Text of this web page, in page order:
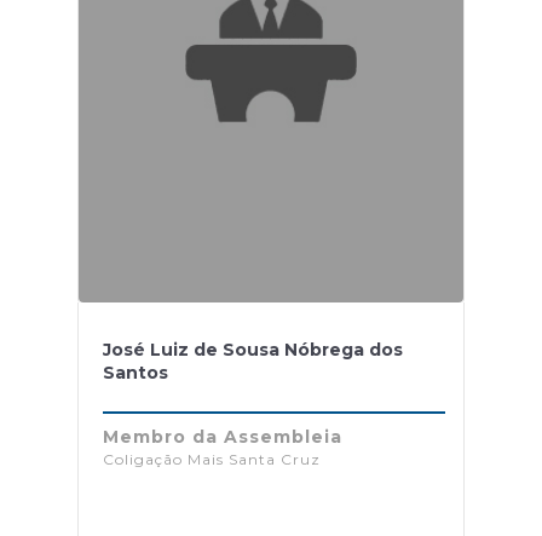
José Luiz de Sousa Nóbrega dos
Santos
Membro da Assembleia
Coligação Mais Santa Cruz